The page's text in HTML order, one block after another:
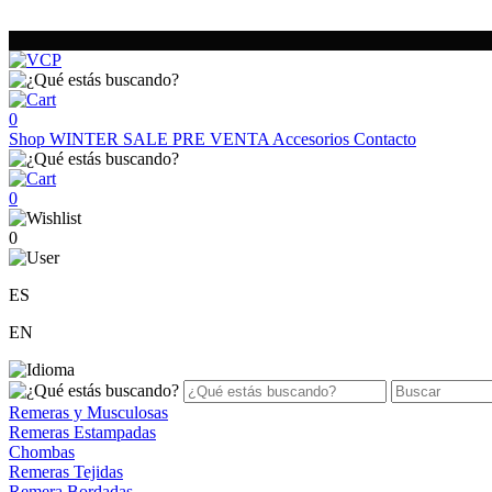
0
Shop WINTER SALE PRE VENTA Accesorios Contacto
0
0
ES
EN
Remeras y Musculosas
Remeras Estampadas
Chombas
Remeras Tejidas